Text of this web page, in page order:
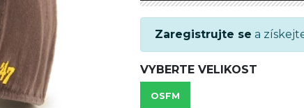
Zaregistrujte se a
VYBERTE VELIKOST
OSFM